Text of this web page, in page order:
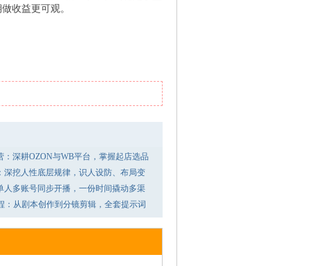
收益更可观。
：深耕OZON与WB平台，掌握起店选品
深挖人性底层规律，识人设防、布局变
人多账号同步开播，一份时间撬动多渠
：从剧本创作到分镜剪辑，全套提示词